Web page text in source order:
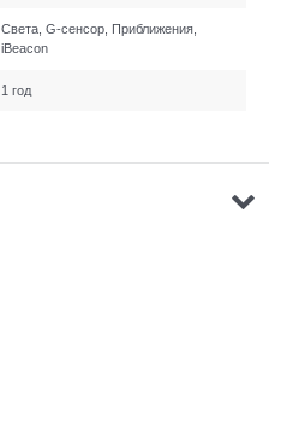
Света, G-сенсор, Приближения,
iBeacon
1 год